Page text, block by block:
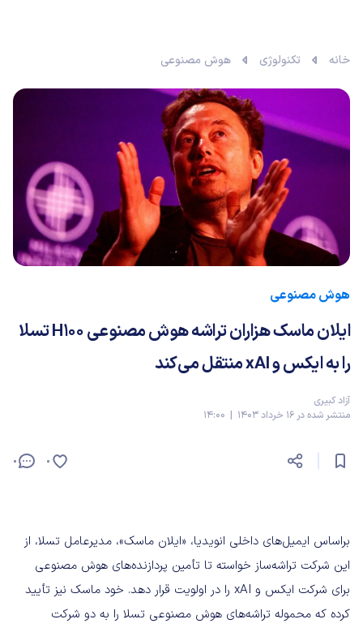
خانه تکنولوژی هوش مصنوعی
هوش مصنوعی
ایلان ماسک هزاران تراشه هوش مصنوعی H100 تسلا
را به ایکس و xAI منتقل می‌کند
آزاد کبیری
منتشر شده در 16 خرداد 1403 | 14:00
0 0
براساس ایمیل‌های داخلی انویدیا، «ایلان ماسک»، مدیرعامل تسلا، از
این شرکت تراشه‌ساز خواسته تا تأمین پردازنده‌های هوش مصنوعی
برای شرکت ایکس و xAI را در اولویت قرار دهد. خود ماسک نیز تأیید
کرده که محموله تراشه‌های هوش مصنوعی تسلا را به دو شرکت